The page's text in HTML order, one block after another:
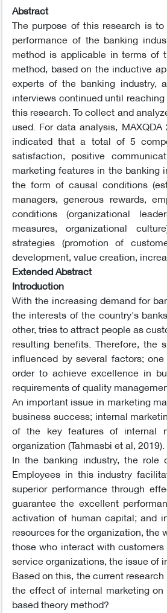
Abstract
The purpose of this research is
performance of the banking
method is applicable in terms of
method, based on the inductive
experts of the banking industry,
interviews continued until
this research. To collect and
used. For data analysis,
indicated that a total of 5
satisfaction, positive
marketing features in the banking
the form of causal conditions
managers, generous rewards,
conditions (organizational
measures, organizational
strategies (promotion of
development, value creation,
Extended Abstract
Introduction
With the increasing demand for
the interests of the country's
other, tries to attract people as
resulting benefits. Therefore, the
influenced by several factors;
order to achieve excellence in
requirements of quality
An important issue in marketing
business success; internal
of the key features of internal
organization (Tahmasbi et al, 2019).
In the banking industry, the
Employees in this industry
superior performance through
guarantee the excellent
activation of human capital; and
resources for the organization,
those who interact with
service organizations, the issue of
Based on this, the current
the effect of internal marketing
based theory method?